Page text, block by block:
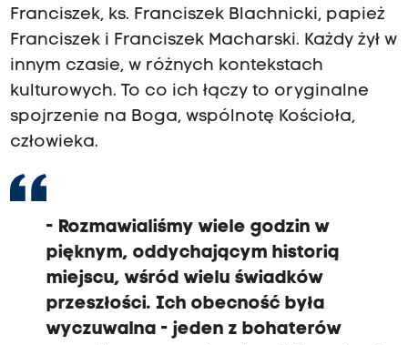
Franciszek, ks. Franciszek Blachnicki, papież
Franciszek i Franciszek Macharski. Każdy żył w
innym czasie, w różnych kontekstach
kulturowych. To co ich łączy to oryginalne
spojrzenie na Boga, wspólnotę Kościoła,
człowieka.
- Rozmawialiśmy wiele godzin w
pięknym, oddychającym historią
miejscu, wśród wielu świadków
przeszłości. Ich obecność była
wyczuwalna - jeden z bohaterów